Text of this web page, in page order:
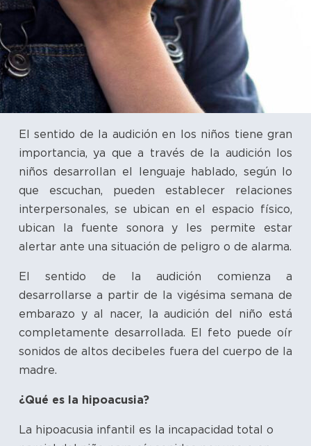
El sentido de la audición en los niños tiene gran
importancia, ya que a través de la audición los
niños desarrollan el lenguaje hablado, según lo
que escuchan, pueden establecer relaciones
interpersonales, se ubican en el espacio físico,
ubican la fuente sonora y les permite estar
alertar ante una situación de peligro o de alarma.
El sentido de la audición comienza a
desarrollarse a partir de la vigésima semana de
embarazo y al nacer, la audición del niño está
completamente desarrollada. El feto puede oír
sonidos de altos decibeles fuera del cuerpo de la
madre.
¿Qué es la hipoacusia?
La hipoacusia infantil es la incapacidad total o